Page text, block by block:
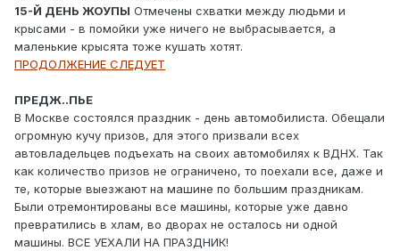
15-Й ДЕНЬ ЖОУПЫ Отмечены схватки между людьми и
крысами - в помойки уже ничего не выбрасывается, а
маленькие крысята тоже кушать хотят.
ПРОДОЛЖЕНИЕ СЛЕДУЕТ
ПРЕДЖ..ПЬЕ
В Москве состоялся праздник - день автомобилиста. Обещали
огромную кучу призов, для этого призвали всех
автовладельцев подъехать на своих автомобилях к ВДНХ. Так
как количество призов не ограничено, то поехали все, даже и
те, которые выезжают на машине по большим праздникам.
Были отремонтированы все машины, которые уже давно
превратились в хлам, во дворах не осталось ни одной
машины. ВСЕ УЕХАЛИ НА ПРАЗДНИК!